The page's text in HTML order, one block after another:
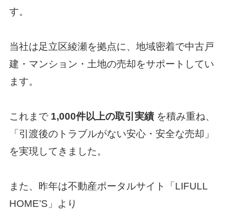
す。
当社は足立区綾瀬を拠点に、地域密着で中古戸
建・マンション・土地の売却をサポートしてい
ます。
これまで 1,000件以上の取引実績を積み重ね、
「引渡後のトラブルがない安心・安全な売却」
を実現してきました。
また、昨年は不動産ポータルサイト「 LIFULL
HOME’S 」より